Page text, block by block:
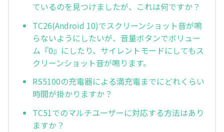
ているのを見つけましたが、これは何ですか？
TC26(Android 10)でスクリーンショット音が鳴
らないようにしたいが、音量ボタンでボリュー
ム『0』にしたり、サイレントモードにしてもス
クリーンショット音が鳴ります。
RS5100の充電器による満充電までにどれくらい
時間が掛かりますか？
TC51でのマルチユーザーに対応する方法はあり
ますか？